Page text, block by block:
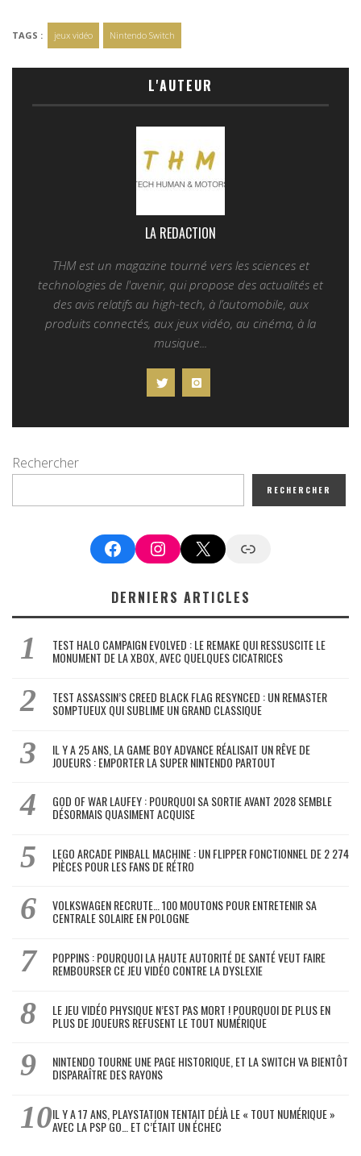
TAGS : jeux vidéo Nintendo Switch
L'AUTEUR
LA REDACTION
THM est un magazine tourné vers les sciences et
technologies de l'avenir, qui propose des actualités et
des avis relatifs au high-tech, à l’automobile, aux
produits connectés, aux jeux vidéo, au cinéma, à la
musique...
Rechercher
RECHERCHER
FacebookInstagram
X Google News
DERNIERS ARTICLES
TEST HALO CAMPAIGN EVOLVED : LE REMAKE QUI RESSUSCITE LE
MONUMENT DE LA XBOX, AVEC QUELQUES CICATRICES
TEST ASSASSIN’S CREED BLACK FLAG RESYNCED : UN REMASTER
SOMPTUEUX QUI SUBLIME UN GRAND CLASSIQUE
IL Y A 25 ANS, LA GAME BOY ADVANCE RÉALISAIT UN RÊVE DE
JOUEURS : EMPORTER LA SUPER NINTENDO PARTOUT
GOD OF WAR LAUFEY : POURQUOI SA SORTIE AVANT 2028 SEMBLE
DÉSORMAIS QUASIMENT ACQUISE
LEGO ARCADE PINBALL MACHINE : UN FLIPPER FONCTIONNEL DE 2 274
PIÈCES POUR LES FANS DE RÉTRO
VOLKSWAGEN RECRUTE… 100 MOUTONS POUR ENTRETENIR SA
CENTRALE SOLAIRE EN POLOGNE
POPPINS : POURQUOI LA HAUTE AUTORITÉ DE SANTÉ VEUT FAIRE
REMBOURSER CE JEU VIDÉO CONTRE LA DYSLEXIE
LE JEU VIDÉO PHYSIQUE N’EST PAS MORT ! POURQUOI DE PLUS EN
PLUS DE JOUEURS REFUSENT LE TOUT NUMÉRIQUE
NINTENDO TOURNE UNE PAGE HISTORIQUE, ET LA SWITCH VA BIENTÔT
DISPARAÎTRE DES RAYONS
IL Y A 17 ANS, PLAYSTATION TENTAIT DÉJÀ LE « TOUT NUMÉRIQUE »
AVEC LA PSP GO… ET C’ÉTAIT UN ÉCHEC